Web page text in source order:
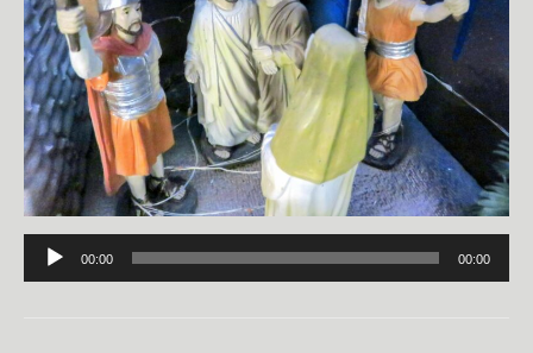
Odtwarzacz
plików
00:00 00:00